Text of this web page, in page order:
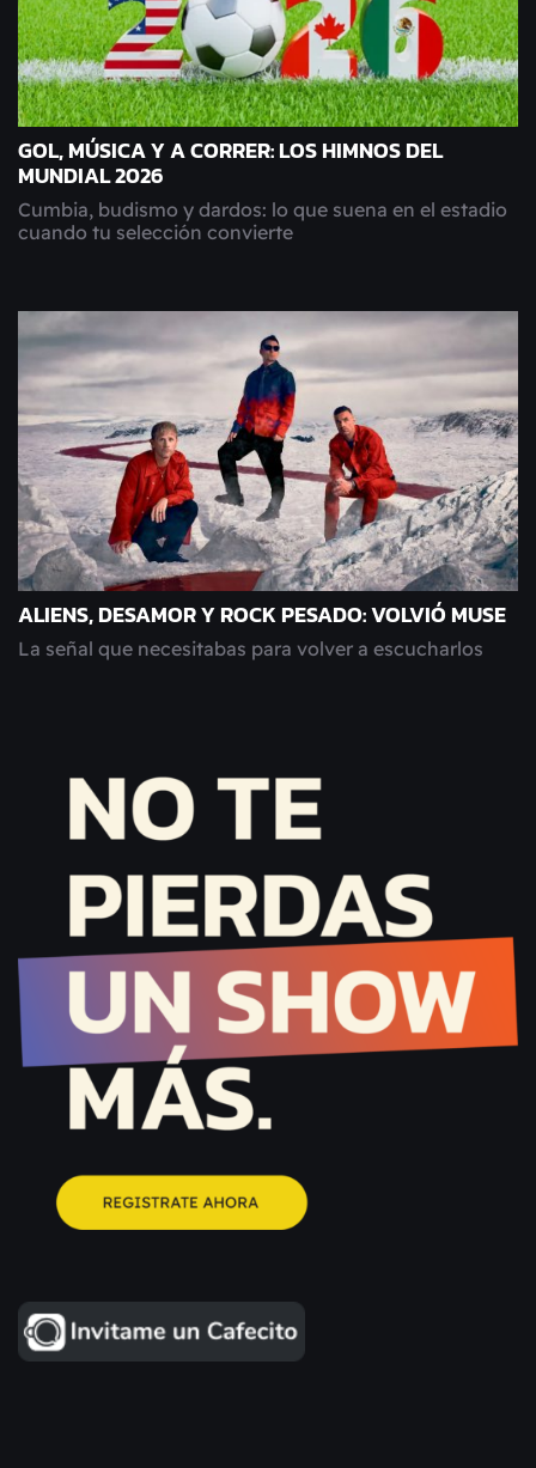
GOL, MÚSICA Y A CORRER: LOS HIMNOS DEL
MUNDIAL 2026
Cumbia, budismo y dardos: lo que suena en el estadio
cuando tu selección convierte
ALIENS, DESAMOR Y ROCK PESADO: VOLVIÓ MUSE
La señal que necesitabas para volver a escucharlos